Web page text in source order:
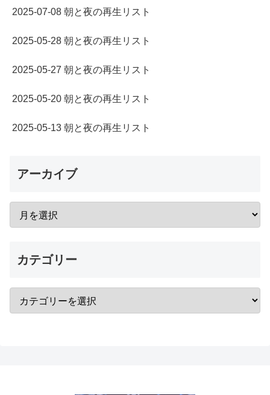
2025-07-08 朝と夜の再生リスト
2025-05-28 朝と夜の再生リスト
2025-05-27 朝と夜の再生リスト
2025-05-20 朝と夜の再生リスト
2025-05-13 朝と夜の再生リスト
アーカイブ
カテゴリー